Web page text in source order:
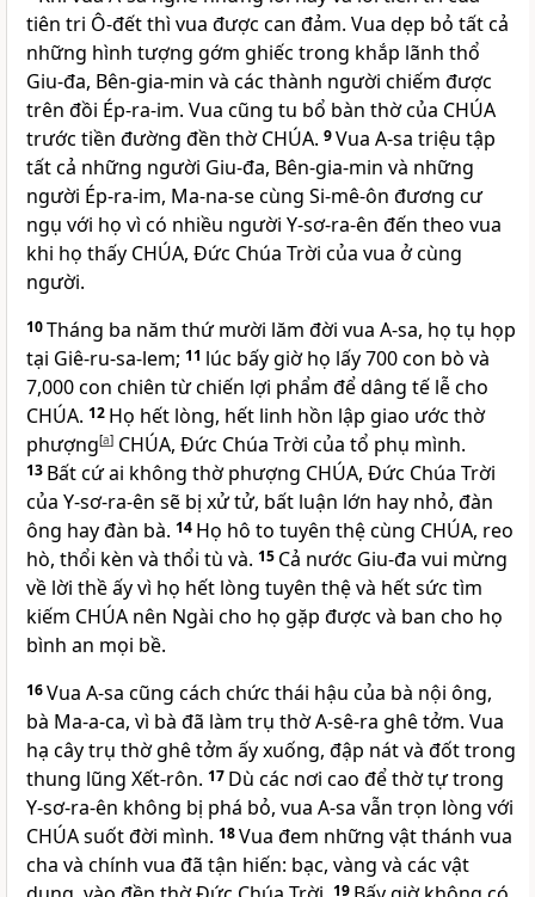
tiên tri Ô-đết thì vua được can đảm. Vua dẹp bỏ tất cả
những hình tượng gớm ghiếc trong khắp lãnh thổ
Giu-đa, Bên-gia-min và các thành người chiếm được
trên đồi Ép-ra-im. Vua cũng tu bổ bàn thờ của CHÚA
trước tiền đường đền thờCHÚA. 9Vua A-sa triệu tập
tất cả những người Giu-đa, Bên-gia-min và những
người Ép-ra-im, Ma-na-se cùng Si-mê-ôn đương cư
ngụ với họ vì có nhiều người Y-sơ-ra-ên đến theo vua
khi họ thấy CHÚA, Đức Chúa Trời của vua ở cùng
người.
10Tháng ba năm thứ mười lăm đời vua A-sa, họ tụ họp
tại Giê-ru-sa-lem; 11 lúc bấy giờ họ lấy 700 con bò và
7,000 con chiên từ chiến lợi phẩm để dâng tế lễ cho
CHÚA. 12 Họ hết lòng, hết linh hồn lập giao ước thờ
phượng[a] CHÚA, Đức Chúa Trời của tổ phụ mình.
13 Bất cứ ai không thờ phượng CHÚA, Đức Chúa Trời
của Y-sơ-ra-ên sẽ bị xử tử, bất luận lớn hay nhỏ, đàn
ông hay đàn bà. 14 Họ hô to tuyên thệ cùng CHÚA, reo
hò, thổi kèn và thổi tù và. 15 Cả nước Giu-đa vui mừng
về lời thề ấy vì họ hết lòng tuyên thệ và hết sức tìm
kiếm CHÚA nên Ngài cho họ gặp được và ban cho họ
bình an mọi bề.
16Vua A-sa cũng cách chức thái hậu của bà nội ông,
bà Ma-a-ca, vì bà đã làm trụ thờ A-sê-ra ghê tởm. Vua
hạ cây trụ thờ ghê tởm ấy xuống, đập nát và đốt trong
thung lũng Xết-rôn. 17 Dù các nơi cao để thờ tự trong
Y-sơ-ra-ên không bị phá bỏ, vua A-sa vẫn trọn lòng với
CHÚAsuốt đời mình. 18Vua đem những vật thánh vua
cha và chính vua đã tận hiến: bạc, vàng và các vật
19